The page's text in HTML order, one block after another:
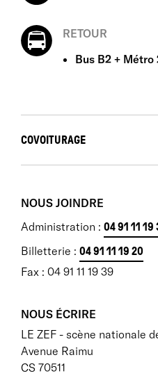
RETOUR
Bus B2 + Métro
COVOITURAGE
NOUS JOINDRE
Administration : 04 91 11 19
Billetterie : 04 91 11 19 20
Fax : 04 91 11 19 39
NOUS ÉCRIRE
LE ZEF - scène nationale
Avenue Raimu
CS 70511